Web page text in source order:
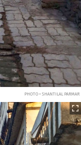
PHOTO • SHANTILAL PARMAR